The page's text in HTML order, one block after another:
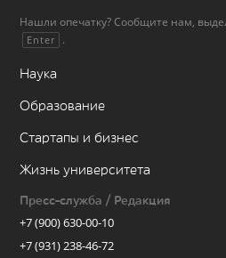
Нашли опечатку? Сообщите нам,
Enter .
Наука
Образование
Стартапы и бизнес
Жизнь университета
Пресс-служба / Редакция
+7 (900) 630-00-10
+7 (931) 238-46-72